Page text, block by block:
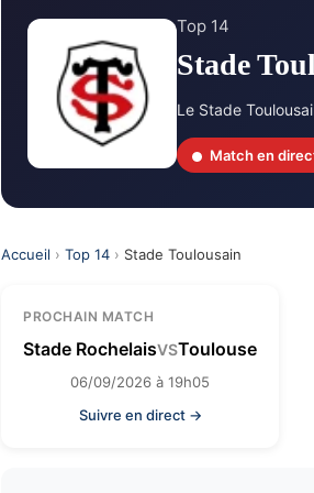
Top 14
Stade
Le Stade
Match en
Accueil › Top 14 › Stade Toulousain
PROCHAIN MATCH
Stade RochelaisVSToulouse
06/09/2026 à 19h05
Suivre en direct →